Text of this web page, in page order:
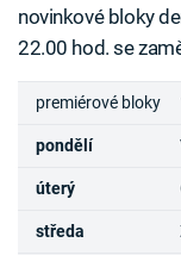
novinkové bloky
22.00 hod. se
premiérové bloky
pondělí
úterý
středa